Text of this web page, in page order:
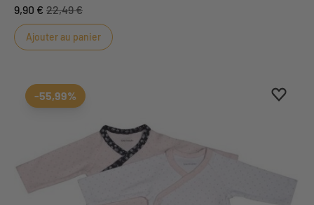
9,90 € 22,49 €
Ajouter au panier
-55,99%